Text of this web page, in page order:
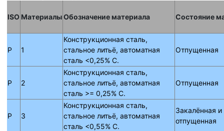
ISO МатериалыОбозначение материала Состояние
P 1
Конструкционная сталь,
стальное литьё, автоматная
сталь <0,25% C.
Отпущенная
P 2
Конструкционная сталь,
стальное литьё, автоматная
сталь >= 0,25% C.
Отпущенная
P 3
Конструкционная сталь,
стальное литьё, автоматная
сталь <0,55% C.
Закалённая и
отпущенная